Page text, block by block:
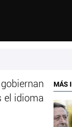
MÁS
el idioma